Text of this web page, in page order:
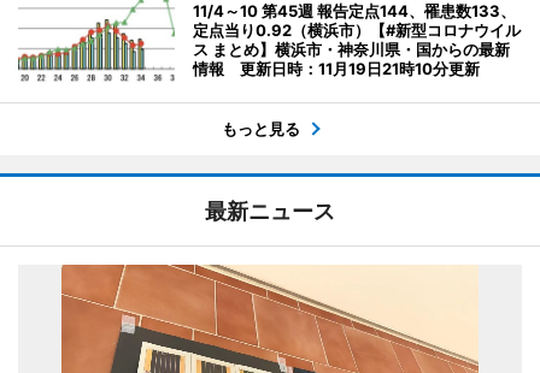
11/4～10 第45週 報告定点144、罹患数133、
定点当り0.92（横浜市）【#新型コロナウイル
ス まとめ】横浜市・神奈川県・国からの最新
情報 更新日時：11月19日21時10分更新
もっと見る
最新ニュース